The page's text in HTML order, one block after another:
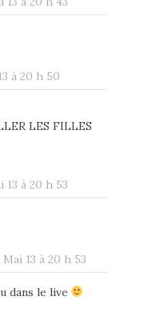
à 20 h 50
LES FILLES
13 à 20 h 53
Mai 13 à 20 h 53
dans le live